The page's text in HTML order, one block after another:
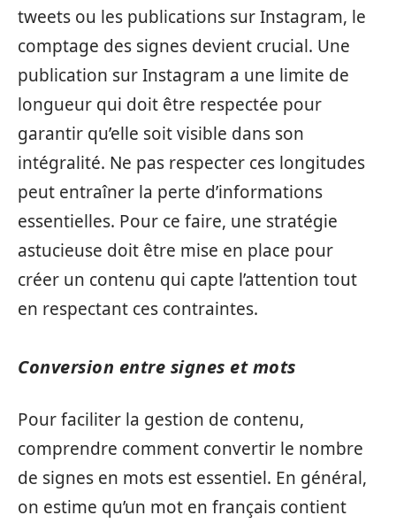
tweets ou les publications sur Instagram, le
comptage des signes devient crucial. Une
publication sur Instagram a une limite de
longueur qui doit être respectée pour
garantir qu’elle soit visible dans son
intégralité. Ne pas respecter ces longitudes
peut entraîner la perte d’informations
essentielles. Pour ce faire, une stratégie
astucieuse doit être mise en place pour
créer un contenu qui capte l’attention tout
en respectant ces contraintes.
Conversion entre signes et mots
Pour faciliter la gestion de contenu,
comprendre comment convertir le nombre
de signes en mots est essentiel. En général,
on estime qu’un mot en français contient